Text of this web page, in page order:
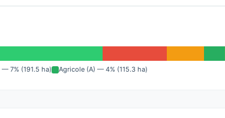
7% (191.5 ha)
Agricole (A) — 4% (115.3 ha)